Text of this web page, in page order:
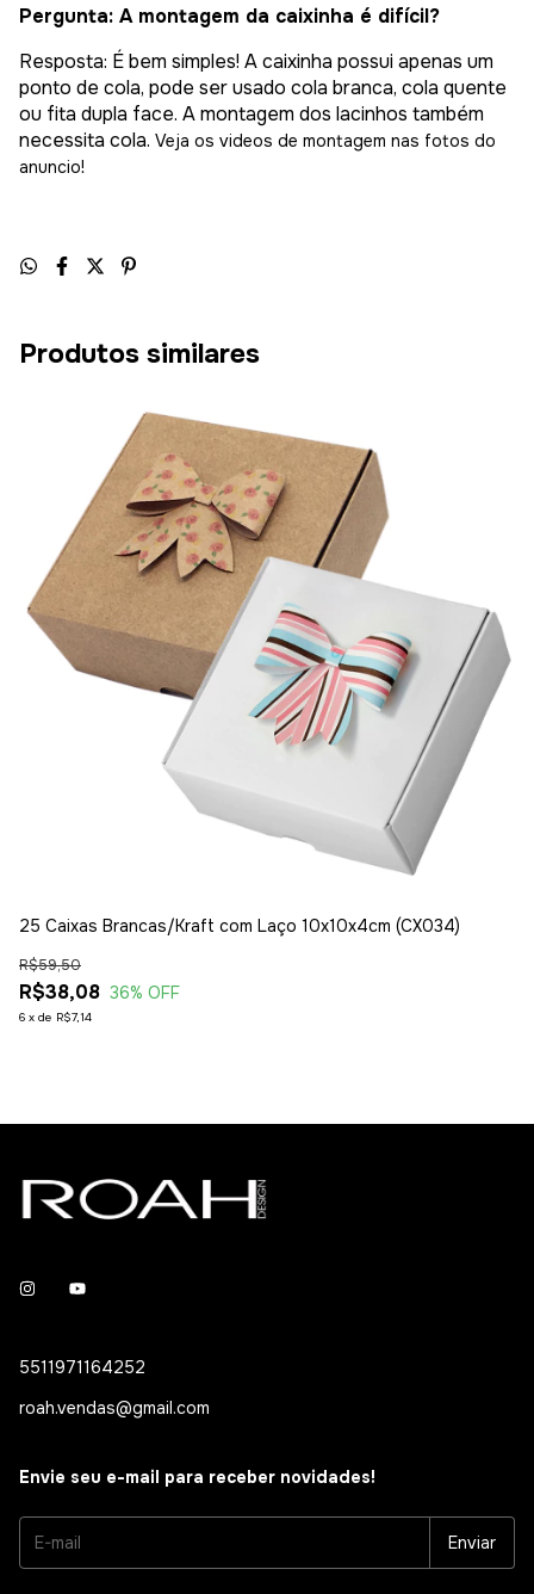
Pergunta: A montagem da caixinha é difícil?
Resposta: É bem simples! A caixinha possui apenas um
ponto de cola, pode ser usado cola branca, cola quente
ou fita dupla face. A montagem dos lacinhos também
necessita cola. Veja os videos de montagem nas fotos do
anuncio!
Produtos similares
25 Caixas Brancas/Kraft com Laço 10x10x4cm (CX034)
R$38,08
R$59,50
36% OFF
6 x de R$7,14
5511971164252
roah.vendas@gmail.com
Envie seu e-mail para receber novidades!